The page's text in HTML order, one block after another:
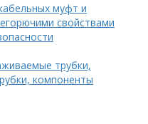
муфт и
свойствами
трубки,
компоненты